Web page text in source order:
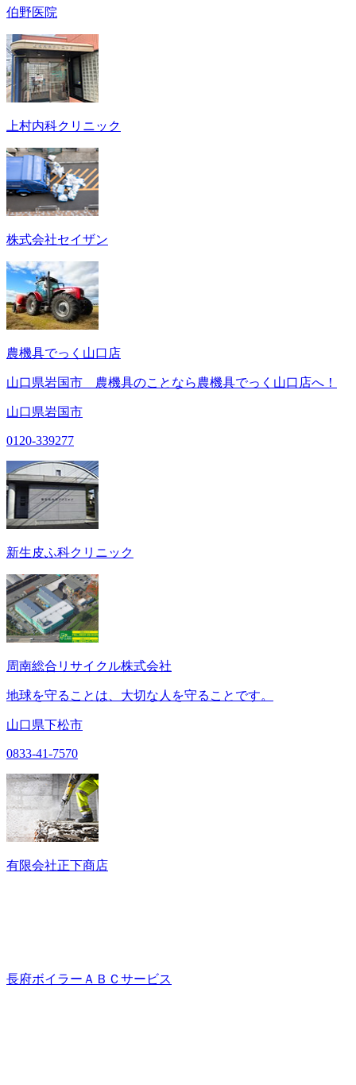
伯野医院
上村内科クリニック
株式会社セイザン
農機具でっく山口店
山口県岩国市 農機具のことなら農機具でっく山口店へ！
山口県岩国市
0120-339277
新生皮ふ科クリニック
周南総合リサイクル株式会社
地球を守ることは、大切な人を守ることです。
山口県下松市
0833-41-7570
有限会社正下商店
長府ボイラーＡＢＣサービス